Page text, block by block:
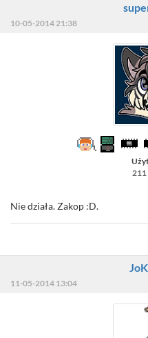
10-05-2014 21:38
Nie działa. Zakop :D.
11-05-2014 13:04